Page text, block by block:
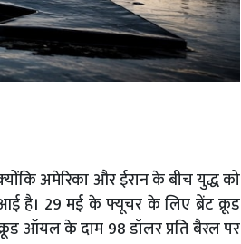
अमेरिका और ईरान के बीच युद्ध को
है। 29 मई के फ्यूचर के लिए ब्रेंट क्रूड
ऑयल के दाम 98 डॉलर प्रति बैरल पर